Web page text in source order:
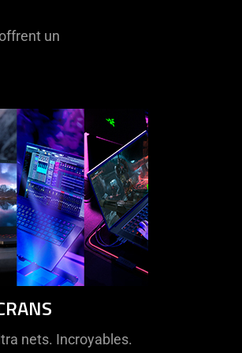
un
nets. Incroyables.